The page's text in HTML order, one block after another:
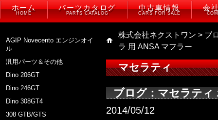
ホーム
HOME
パーツカタログ
PARTS CATALOG
中古車情報
CARS FOR SALE
会
AGIP Novecento エンジンオイ
ル
汎用パーツ＆その他
Dino 206GT
Dino 246GT
Dino 308GT4
308 GTB/GTS
株式会社ネクストワン > ブ
ラ 用 ANSA マフラー
マセラティ
ブログ：マセラティ
2014/05/12